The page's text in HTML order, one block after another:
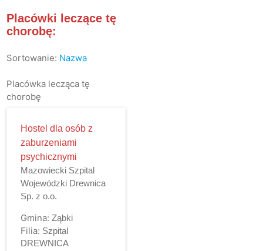
Placówki leczące tę
chorobę:
Sortowanie: Nazwa
Placówka lecząca tę
chorobę
Hostel dla osób z
zaburzeniami
psychicznymi
Mazowiecki Szpital
Wojewódzki Drewnica
Sp. z o.o.
Gmina: Ząbki
Filia: Szpital
DREWNICA